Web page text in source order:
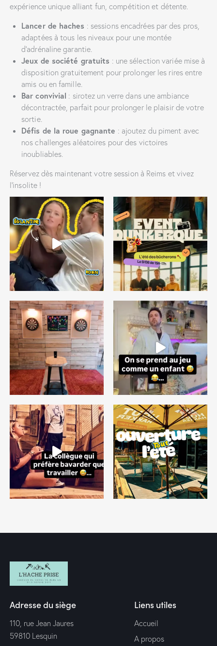
expérience unique alliant fun, compétition et détente.
Lancer de haches : sessions encadrées par des pros,
adaptées à tous les niveaux pour une montée
d’adrénaline garantie.
Jeux de société gratuits : une sélection variée mise à
disposition gratuitement pour prolonger les rires entre
amis ou en famille.
Bar convivial : sirotez un verre dans une ambiance
décontractée, parfait pour prolonger le plaisir de votre
sortie.
Défis de la roue gagnante : ajoutez du piment avec
nos challenges aléatoires pour des victoires
inoubliables.
Réservez dès maintenant votre session à Reims et vivez
l’insolite !
Adresse du siège
110, rue Jean Jaures
59810 Lesquin
Liens utiles
Accueil
A propos